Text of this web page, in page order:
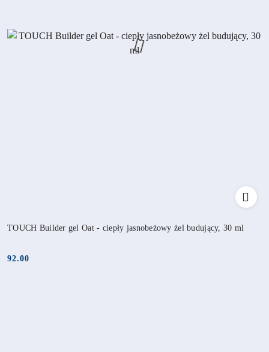
TOUCH Builder gel Oat - ciepły jasnobeżowy żel budujący, 30 ml
Cena:
92.00